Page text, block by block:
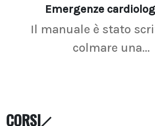
Emergenze
Il manuale è stato
colmare una...
CORSI